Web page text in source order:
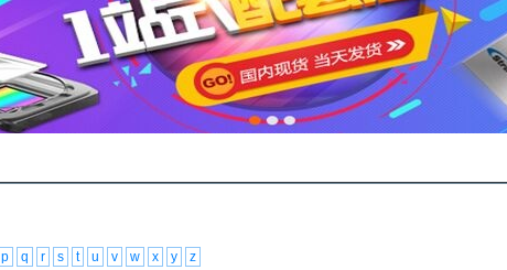
p q r s t u v w x y
z